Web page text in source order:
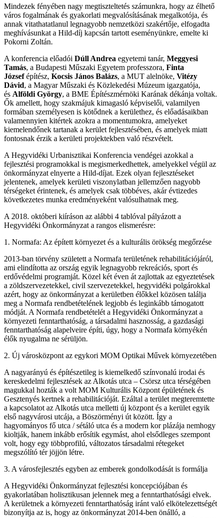
Mindezek fényében nagy megtiszteltetés számunkra, hogy az élhető
város fogalmának és gyakorlati megvalósításának megalkotója, és
annak vitathatatlanul legnagyobb nemzetközi szakértője, elfogadta
meghívásunkat a Hild-díj kapcsán tartott eseményünkre, emelte ki
Pokorni Zoltán.
A konferencia előadói Dúll Andrea egyetemi tanár, Meggyesi
Tamás, a Budapesti Műszaki Egyetem professzora, Finta
Józsefépítész, Kocsis János Balázs, a MUT alelnöke, Vitézy
Dávid, a Magyar Műszaki és Közlekedési Múzeum igazgatója,
és Alföldi György, a BME Építészmérnöki Karának dékánja voltak.
Ők amellett, hogy szakmájuk kimagasló képviselői, valamilyen
formában személyesen is kötődnek a kerülethez, és előadásaikban
valamennyien kitértek azokra a momentumokra, amelyeket
kiemelendőnek tartanak a kerület fejlesztésében, és amelyek miatt
fontosnak érzik a kerületi projektekben való részvételt.
A Hegyvidéki Urbanisztikai Konferencia vendégei azokkal a
fejlesztési programokkal is megismerkedhettek, amelyekkel végül az
önkormányzat elnyerte a Hild-díjat. Ezek olyan fejlesztéseket
jelentenek, amelyek kerületi viszonylatban jellemzően nagyobb
térségeket érintenek, és amelyek csak többéves, akár évtizedes
következetes munka eredményeként valósulhatnak meg.
A 2018. októberi kiíráson az alábbi 4 tablóval pályázott a
Hegyvidéki Önkormányzat a rangos elismerésre:
1. Normafa: Az épített környezet és a kulturális örökség megőrzése
2013-ban törvény született a Normafa területének rehabilitációjáról,
ami elindította az ország egyik legnagyobb rekreációs, sport és
erdővédelmi programját. Közel két éven át zajlottak az egyeztetések
a zöldszervezetekkel, civil szervezetekkel, hegyvidéki polgárokkal
azért, hogy az önkormányzat a kerületben élőkkel közösen találja
meg a Normafa rendbetételének legjobb és leginkább támogatott
módját. A Normafa rendbetételét a Hegyvidéki Önkormányzat a
környezeti fenntarthatóság, a társadalmi hasznosság, a gazdasági
fenntarthatóság alapelveire építi, úgy, hogy a Normafa környékén
élők nyugalma ne sérüljön.
2. Új városközpont az egykori MOM Optikai Művek környezetében
A nagyarányú és építészetileg is kiemelkedő színvonalú irodai és
kereskedelmi fejlesztések az Alkotás utca – Csörsz utca térségében
magukkal hozták a volt MOM Kulturális Központ épületének és
Gesztenyés kertnek a rehabilitációját. Ezáltal a terület megteremtette
a kapcsolatot az Alkotás utca melletti új központ és a kerület egyik
első nagyvárosi utcája, a Böszörményi út között. Így a
hagyományos fő utca / sétáló utca és a modern kor plázája nemhogy
kioltják, hanem inkább erősítik egymást, ahol elsődleges szempont
volt, hogy egy többprofilú, változatos társadalmi rétegeket
megszólító tér jöjjön létre.
3. A városfejlesztés egyben az emberek gondolkodását is formálja
A Hegyvidéki Önkormányzat fejlesztési koncepciójában és
gyakorlatában holisztikusan jelennek meg a fenntarthatósági elvek.
A kerületnek a környezeti fenntarthatóság iránt való elkötelezettségét
bizonyítja az is, hogy az önkormányzat 2014-ben önálló, a